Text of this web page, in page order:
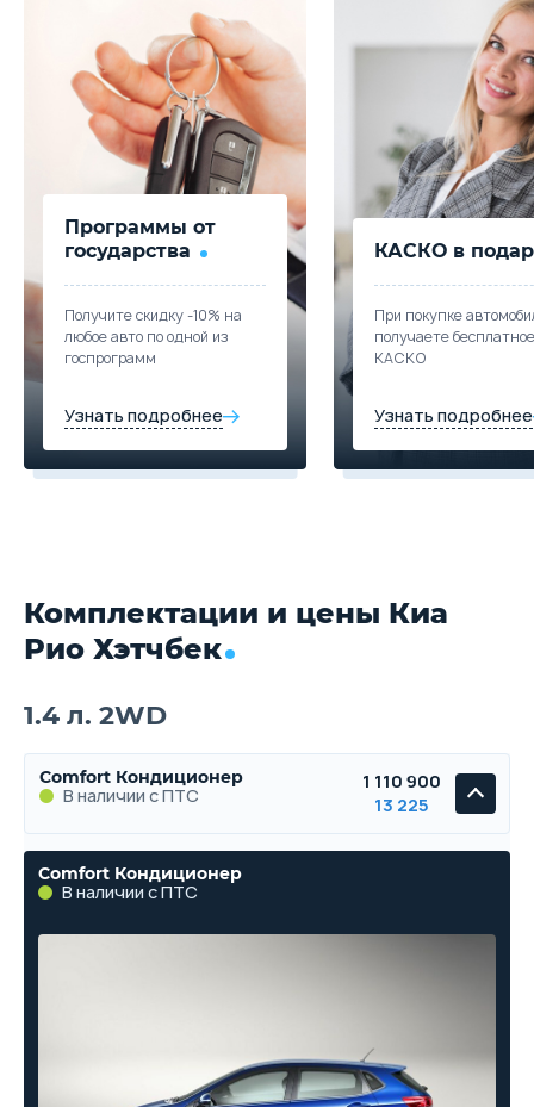
Программы от
государства
Получите скидку -10% на
любое авто по одной из
госпрограмм
Узнать подробнее
КАСКО в
При покупке
получаете бесплатное
КАСКО
Узнать подробнее
Комплектации и цены Киа
Рио Хэтчбек
1.4 л. 2WD
Comfort Кондиционер
В наличии с ПТС
1 110 900
13 225
Comfort Кондиционер
В наличии с ПТС